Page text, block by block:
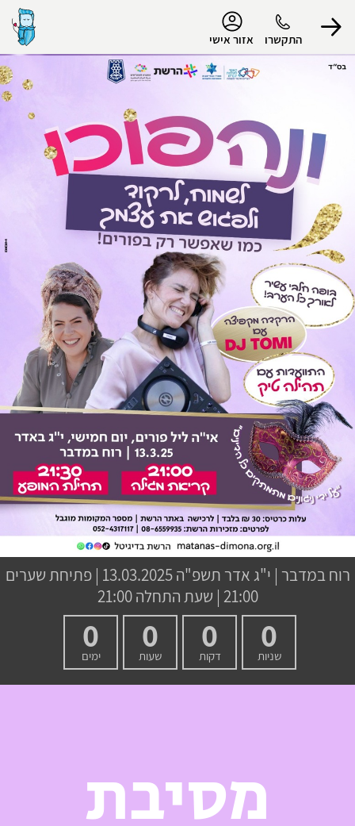
התקשרו אזור אישי
הפרופיל שלי
התנתק
רוח במדבר | י"ג אדר תשפ"ה
13.03.2025 | פתיחת שערים
21:00 | שעת התחלה 21:00
0
שניות
0
דקות
0
שעות
0
ימים
מסיבת